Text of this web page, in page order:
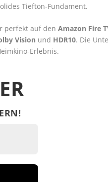
Tiefton-Fundament.
perfekt auf denAmazon Fire
Vision und HDR10. Die
Erlebnis.